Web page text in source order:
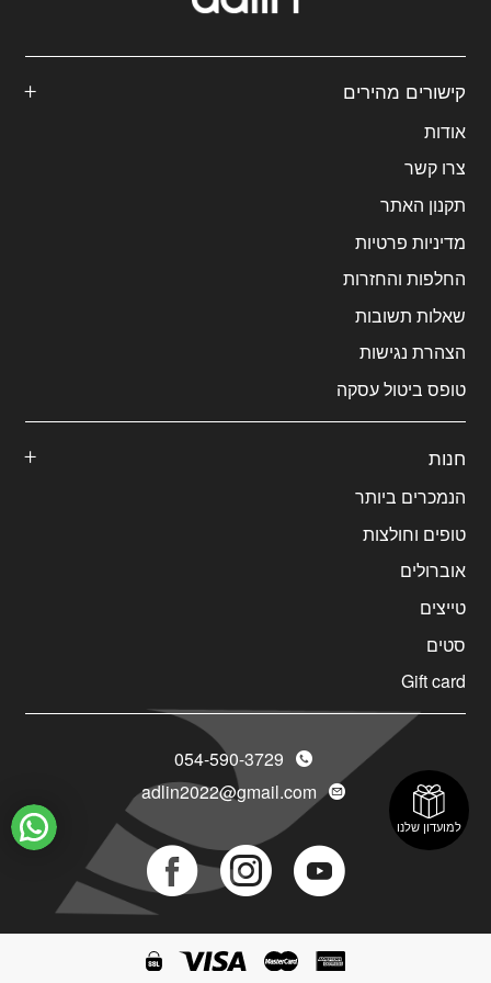
קישורים מהירים
אודות
צרו קשר
תקנון האתר
מדיניות פרטיות
החלפות והחזרות
שאלות תשובות
הצהרת נגישות
טופס ביטול עסקה
חנות
הנמכרים ביותר
טופים וחולצות
אוברולים
טייצים
סטים
Gift card
054-590-3729
adlin2022@gmail.com
Social
Icon
Social
Icon
Social
Icon
למועדון שלנו